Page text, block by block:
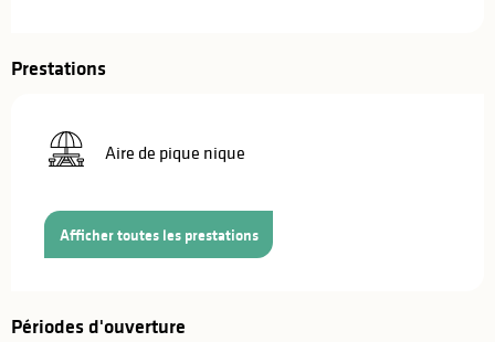
Prestations
Aire de pique nique
Afficher toutes les prestations
Périodes d'ouverture